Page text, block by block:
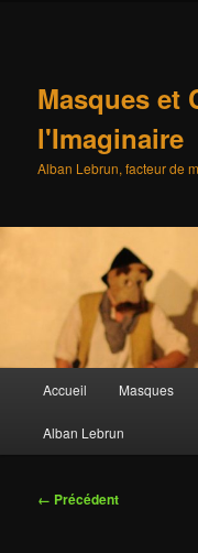
Masques et
l'Imaginaire
Alban Lebrun, facteur de
Accueil Masques
Alban Lebrun
Navigation
← Précédent